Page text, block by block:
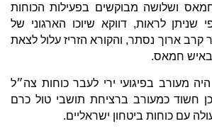
ושלושה מבוקשים בפעילות הכוחות
שניתן לראות, דווקא שיוכו הארגוני של
ארוך נסתר, והקורא הזריז עלול לצאת
חמאס.
מעורב בפיגועי ירי לעבר כוחות צה״ל
חשוד כמעורב ברציחת תושבי טול כרם
עם כוחות ביטחון ישראליים.